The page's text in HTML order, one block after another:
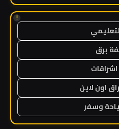
!
برق
اون لاين
وسفر